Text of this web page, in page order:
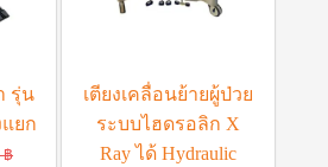
รุ่น
แยก
฿
เตียงเคลื่อนย้ายผู้ป่วย
ระบบไฮดรอลิก X
Ray ได้ Hydraulic